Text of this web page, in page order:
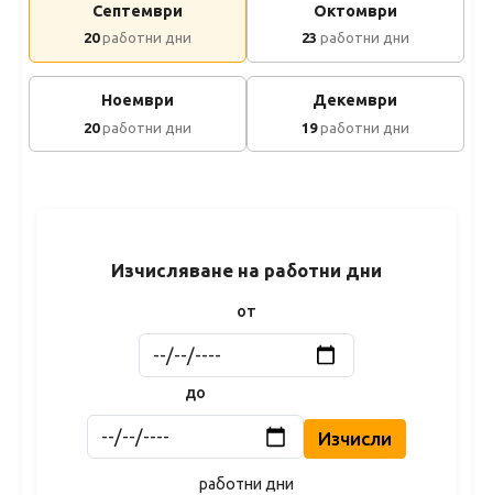
Септември
20работни дни
Октомври
23 работни дни
Ноември
20работни дни
Декември
19работни дни
Изчисляване на работни дни
от
до
Изчисли
работни дни